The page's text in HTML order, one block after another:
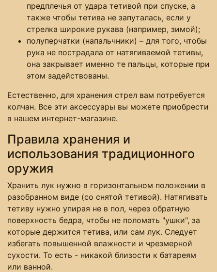
предплечья от удара тетивой при спуске, а
также чтобы тетива не запуталась, если у
стрелка широкие рукава (например, зимой);
полуперчатки (напальчники) – для того, чтобы
рука не пострадала от натягиваемой тетивы,
она закрывает именно те пальцы, которые при
этом задействованы.
Естественно, для хранения стрел вам потребуется
колчан. Все эти аксессуары вы можете приобрести
в нашем интернет-магазине.
Правила хранения и
использования традиционного
оружия
Хранить лук нужно в горизонтальном положении в
разобранном виде (со снятой тетивой). Натягивать
тетиву нужно упирая не в пол, через обратную
поверхность бедра, чтобы не поломать "ушки", за
которые держится тетива, или сам лук. Следует
избегать повышенной влажности и чрезмерной
сухости. То есть - никакой близости к батареям
или ванной.